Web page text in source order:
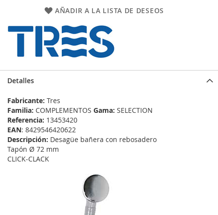
AÑADIR A LA LISTA DE DESEOS
Detalles
Fabricante: Tres
Familia: COMPLEMENTOS Gama: SELECTION
Referencia: 13453420
EAN: 8429546420622
Descripción: Desagüe bañera con rebosadero
Tapón Ø 72 mm
CLICK‑CLACK